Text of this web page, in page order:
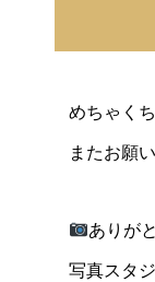
めちゃく
またお願
ありが
写真スタ